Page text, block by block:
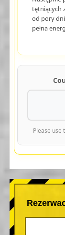
tętniących
od pory
pełna
Please use